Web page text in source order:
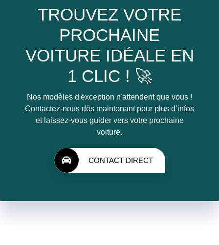
TROUVEZ VOTRE
PROCHAINE
VOITURE IDÉALE EN
1 CLIC ! 🚀
Nos modèles d'exception n'attendent que vous !
Contactez-nous dès maintenant pour plus d’infos
et laissez-vous guider vers votre prochaine
voiture.
CONTACT DIRECT